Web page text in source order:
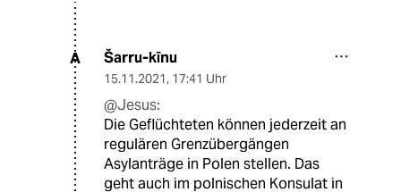
A Šarru-kīnu
15.11.2021, 17:41 Uhr
@Jesus:
Die Geflüchteten können jederzeit an
regulären Grenzübergängen
Asylanträge in Polen stellen. Das
geht auch im polnischen Konsulat in